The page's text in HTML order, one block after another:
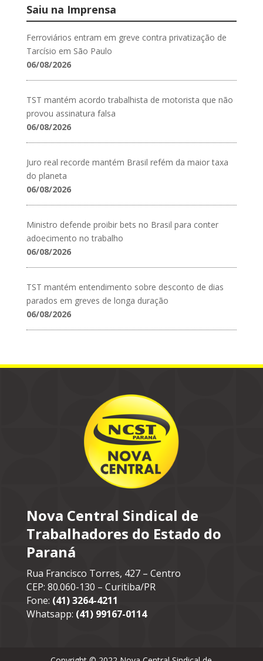
Saiu na Imprensa
Ferroviários entram em greve contra privatização de
Tarcísio em São Paulo
06/08/2026
TST mantém acordo trabalhista de motorista que não
provou assinatura falsa
06/08/2026
Juro real recorde mantém Brasil refém da maior taxa
do planeta
06/08/2026
Ministro defende proibir bets no Brasil para conter
adoecimento no trabalho
06/08/2026
TST mantém entendimento sobre desconto de dias
parados em greves de longa duração
06/08/2026
Nova Central Sindical de
Trabalhadores do Estado do
Paraná
Rua Francisco Torres, 427 – Centro
CEP: 80.060-130 – Curitiba/PR
Fone: (41) 3264-4211
Whatsapp: (41) 99167-0114